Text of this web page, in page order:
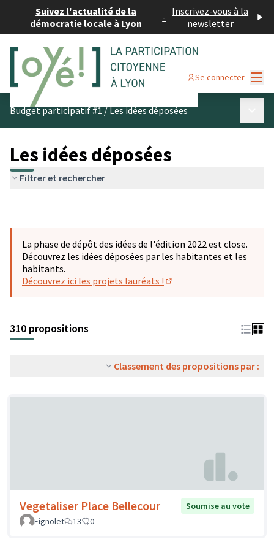
Suivez l'actualité de la
démocratie locale à Lyon
- Inscrivez-vous à la
newsletter
Se connecter
Budget participatif #1/Les idées déposées
Les idées déposées
Filtrer et rechercher
La phase de dépôt des idées de l'édition 2022 est close.
Découvrez les idées déposées par les habitantes et les
habitants.
Découvrez ici les projets lauréats !
310 propositions
Classement des propositions par :
Vegetaliser Place Bellecour
Soumise au vote
Fignolet
13 0